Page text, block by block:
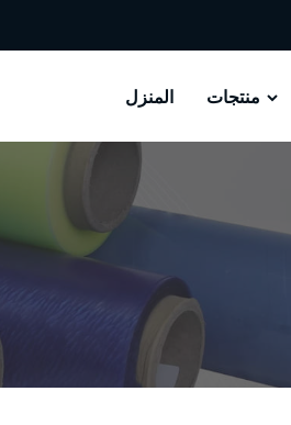
المنزل منتجات